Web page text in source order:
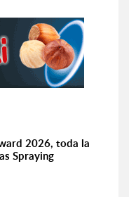
2026, toda la
Spraying